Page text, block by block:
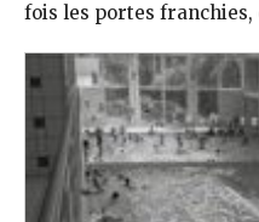
fois les portes franchies,